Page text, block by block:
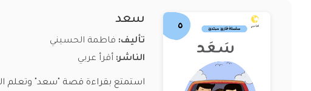
سعد
تأليف: فاطمة الحسيني
الناشر: أقرأ عربي
استمتع بقراءة قصة "سعد" وتعلم